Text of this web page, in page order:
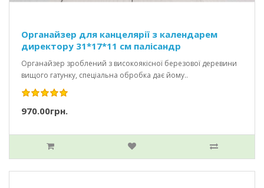
Органайзер для канцелярії з календарем
директору 31*17*11 см палісандр
Органайзер зроблений з високоякісної березової деревини
вищого гатунку, спеціальна обробка дає йому..
970.00грн.